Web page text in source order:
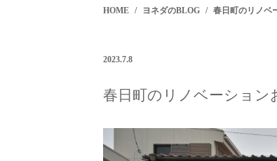
HOME ヨネダのBLOG 春日町のリノベ
2023.7.8
春日町のリノベーション